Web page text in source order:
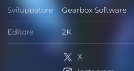
Sviluppatore Sviluppatore
Gearbox Software
Editore Editore
2K
X